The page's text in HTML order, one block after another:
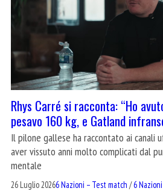
Rhys Carré si racconta: “Ho
pesavo 160 kg, e Gatland
Il pilone gallese ha raccontato ai canali
aver vissuto anni molto complicati dal
mentale
26 Luglio 20266 Nazioni – Test match /6 Nazioni